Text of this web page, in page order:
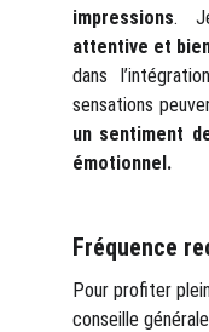
impressions.
attentive et
dans
sensations
un sentiment
émotionnel.
Pour profiter
conseille
Fréquence